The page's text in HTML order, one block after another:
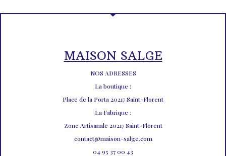
MAISON SALGE
NOS ADRESSES
La boutique :
Place de la Porta 20217 Saint-Florent
La Fabrique :
Zone Artisanale 20217 Saint-Florent
contact@maison-salge.com
04 95 37 00 43